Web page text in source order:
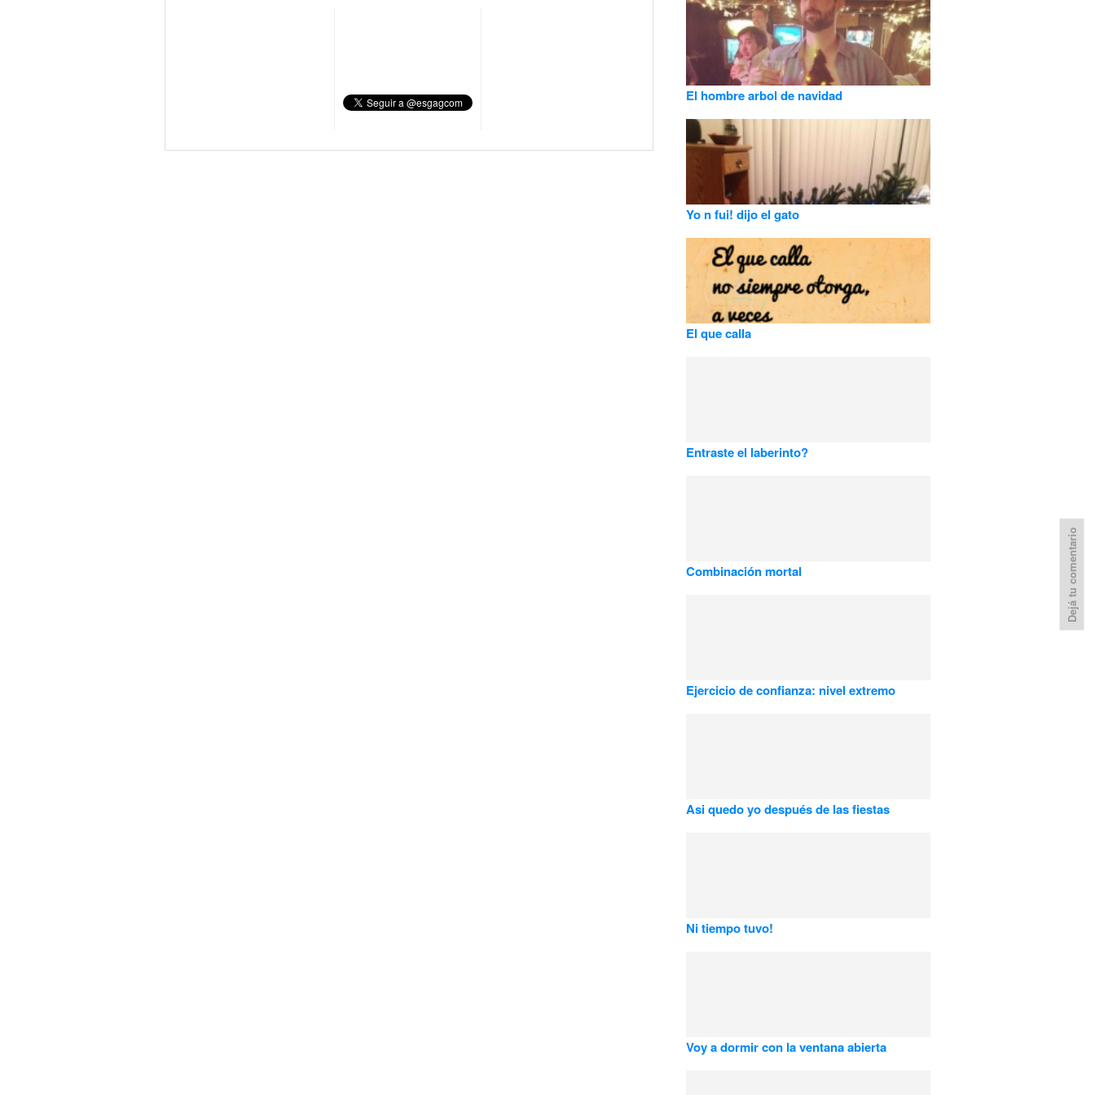
El hombre arbol de navidad
Yo n fui! dijo el gato
El que calla
Entraste el laberinto?
Combinación mortal
Ejercicio de confianza: nivel extremo
Asi quedo yo después de las fiestas
Ni tiempo tuvo!
Voy a dormir con la ventana abierta
Dejá tu comentario